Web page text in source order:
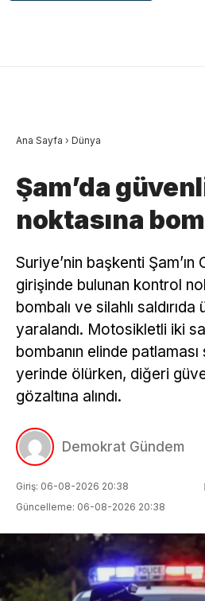
Ana Sayfa › Dünya
Şam’da
noktasına
Suriye’nin başkenti
girişinde bulunan kontrol
bombalı ve silahlı
yaralandı. Motosikletli iki
bombanın elinde
yerinde ölürken, diğeri
gözaltına alındı.
Demokrat Gündem
Giriş: 06-08-2026 20:38
Güncelleme: 06-08-2026 20:38